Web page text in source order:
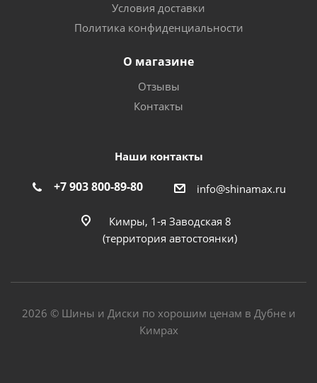
Условия доставки
Политика конфиденциальности
О магазине
Отзывы
Контакты
Наши контакты
+7 903 800-89-80 info@shinamax.ru
Кимры, 1-я Заводская 8
(территория автостоянки)
2026 © Шины и Диски по хорошим ценам в Дубне и
Кимрах